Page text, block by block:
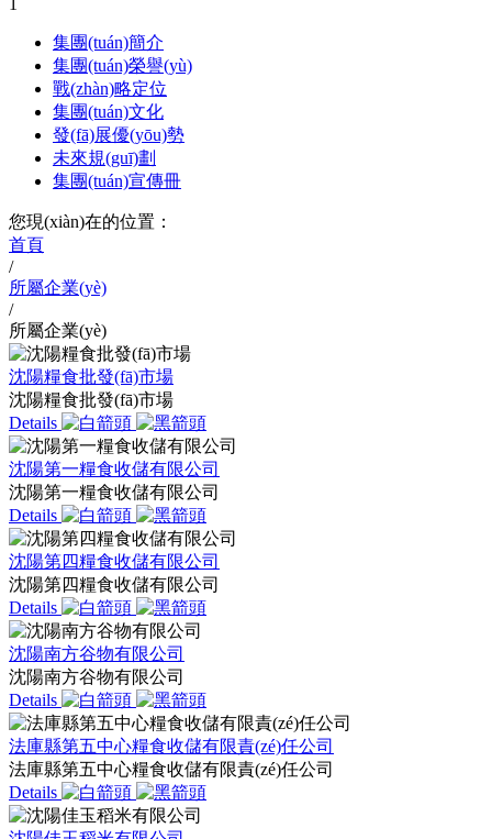
集團(tuán)簡介
集團(tuán)榮譽(yù)
戰(zhàn)略定位
集團(tuán)文化
發(fā)展優(yōu)勢
未來規(guī)劃
集團(tuán)宣傳冊
您現(xiàn)在的位置：
首頁
/
所屬企業(yè)
/
所屬企業(yè)
沈陽糧食批發(fā)市場
沈陽糧食批發(fā)市場
Details
沈陽第一糧食收儲有限公司
沈陽第一糧食收儲有限公司
Details
沈陽第四糧食收儲有限公司
沈陽第四糧食收儲有限公司
Details
沈陽南方谷物有限公司
沈陽南方谷物有限公司
Details
法庫縣第五中心糧食收儲有限責(zé)任公司
法庫縣第五中心糧食收儲有限責(zé)任公司
Details